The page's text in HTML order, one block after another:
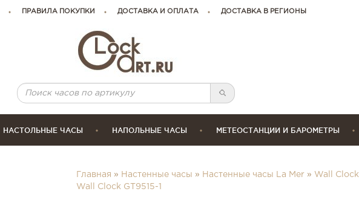
ПРАВИЛА ПОКУПКИ ДОСТАВКА И ОПЛАТА ДОСТАВКА В РЕГИОНЫ
НАСТОЛЬНЫЕ ЧАСЫ НАПОЛЬНЫЕ ЧАСЫ МЕТЕОСТАНЦИИ И БАРОМЕТРЫ
Главная » Настенные часы » Настенные часы La Mer» Wall Clock
Wall Clock GT9515-1